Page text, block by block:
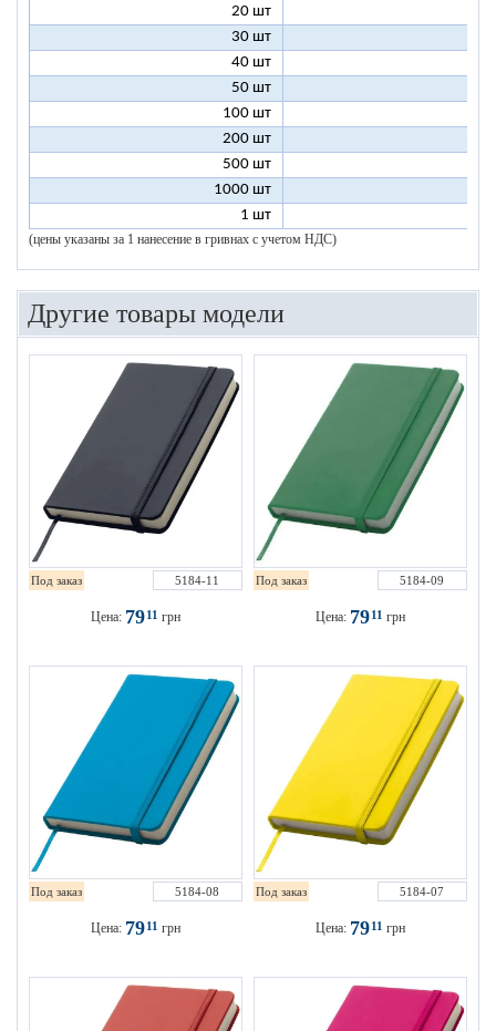
20 шт
30 шт
40 шт
50 шт
100 шт
200 шт
500 шт
1000 шт
1 шт
(цены указаны за 1 нанесение в гривнах с учетом НДС)
Другие товары модели
Под заказ 5184-11
Цена: 7911 грн
Под заказ 5184-09
Цена: 7911 грн
Под заказ 5184-08
Цена: 7911 грн
Под заказ 5184-07
Цена: 7911 грн